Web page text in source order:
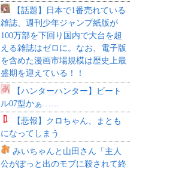
【話題】日本で1番売れている
雑誌、週刊少年ジャンプ紙版が
100万部を下回り国内で大台を超
える雑誌はゼロに。なお、電子版
を含めた漫画市場規模は歴史上最
盛期を迎えている！！
【ハンターハンター】ビート
ル07型かぁ……
【悲報】クロちゃん、まとも
になってしまう
みいちゃんと山田さん「主人
公がぽっと出のモブに殺されて終